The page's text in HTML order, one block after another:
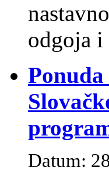
odgoja i
Datum: